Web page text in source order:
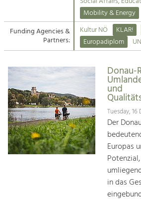
Suche
Impressum
Kontakt
Tourism
Offer Development and Positioning
Art & Culture
Crafts, Science and Research.
Social Affairs, Education
& Identity
Equality, Youth and Integration.
Climate Change, Public Transport and
Mobility & Energy
Funding Agencies &
Partners:
Kultur NÖ KLAR!
Europadiplom
Donau-
und
Tuesday,
Der
Europas
in das